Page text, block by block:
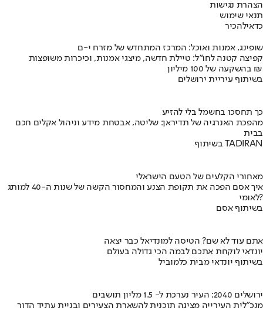
הצהרת נגישות
תנאי שימוש
כדאילהכיר
שופינג, אמנות ואוכל: המרכז המתחדש של מזרח י-ם
קפיצה קטנה לחו"ל: טיילת חדשה, מיצגי אמנות, וכיכרות משופצות
בהשקעה של 100 מיליון ₪
בשיתוף עיריית ירושלים
כך תחסכו בחשמל בלי להזיע
מהפכת האנרגיה של תדיראן: שליטה, אבטחת מידע וניהול אקלים חכם
בבית
בשיתוף TADIRAN
מאחורי הקלעים של הטעם הישראלי
איך אסם הפכה את תקופת הצנע והמחסור הקשה של שנות ה-40 למותג
לאומי?
בשיתוף אסם
אתם עוד לא שם? הטיסה למונדיאל כבר יצאה
יונדאי לוקחת אתכם לבמה הכי גדולה בעולם
בשיתוף יונדאי מבית כלמוביל
ירושלים 2040: העיר נערכת ל- 1.5 מליון תושבים
מנכ"לית העירייה מציגה תוכנית להשארת הצעירים ובניית עתיד הדור